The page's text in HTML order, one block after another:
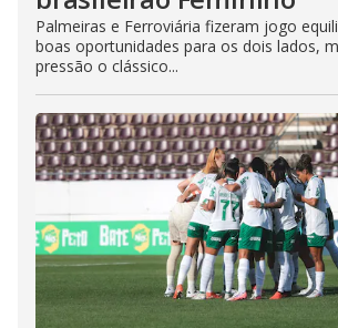
Palmeiras e Ferroviária fizeram jogo
boas oportunidades para os dois lados,
pressão o clássico...